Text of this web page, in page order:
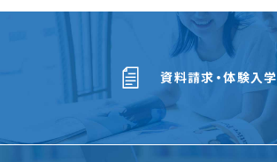
資料請求・体験入学